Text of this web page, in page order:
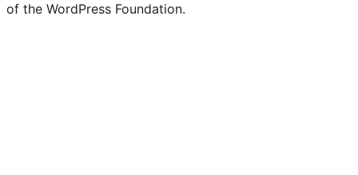
of the WordPress Foundation.